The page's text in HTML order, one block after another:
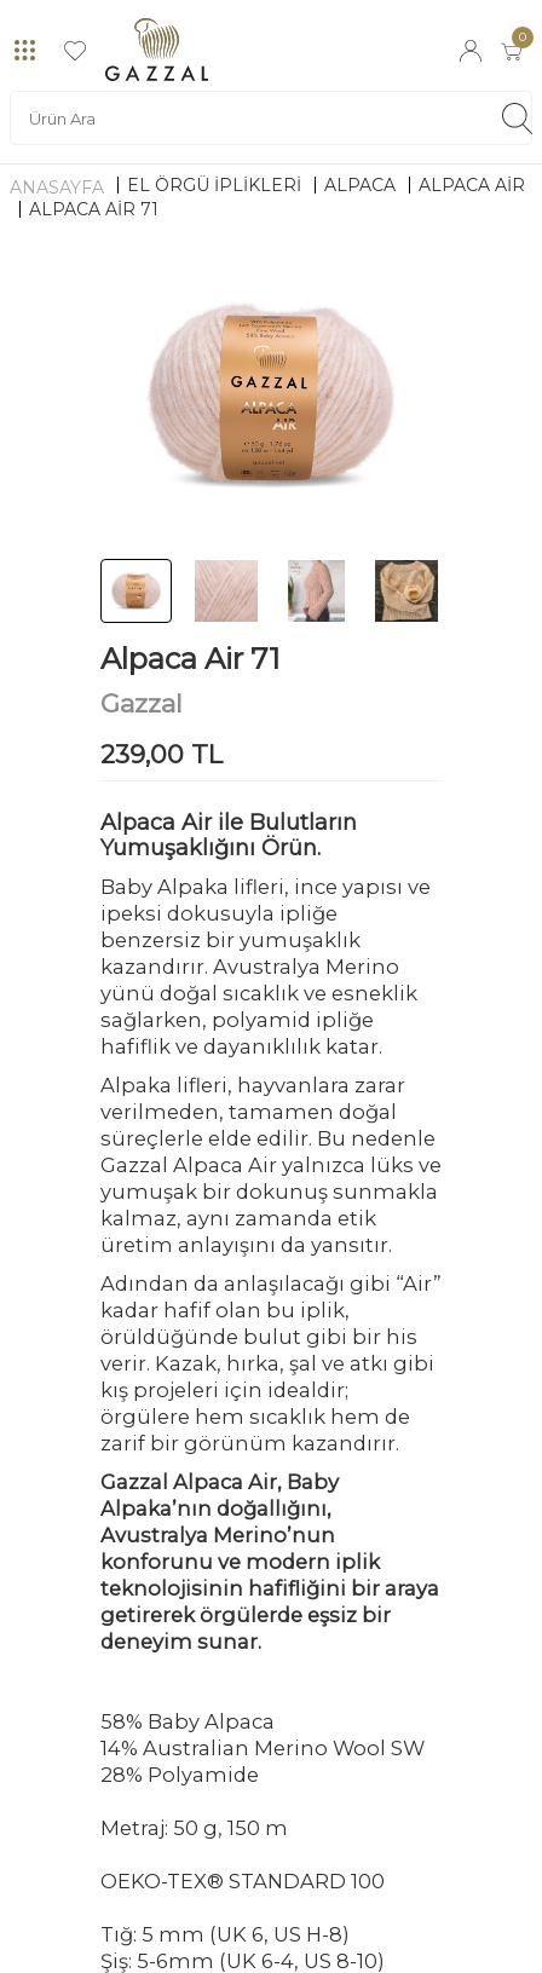
0
ANASAYFA EL ÖRGÜ İPLİKLERİ ALPACA
ALPACA AIR
ALPACA AIR 71
Alpaca Air 71
Gazzal
239,00 TL
Alpaca Air ile Bulutların
Yumuşaklığını Örün.
Baby Alpaka lifleri, ince yapısı ve
ipeksi dokusuyla ipliğe
benzersiz bir yumuşaklık
kazandırır. Avustralya Merino
yünü doğal sıcaklık ve esneklik
sağlarken, polyamid ipliğe
hafiflik ve dayanıklılık katar.
Alpaka lifleri, hayvanlara zarar
verilmeden, tamamen doğal
süreçlerle elde edilir. Bu nedenle
Gazzal Alpaca Air yalnızca lüks ve
yumuşak bir dokunuş sunmakla
kalmaz, aynı zamanda etik
üretim anlayışını da yansıtır.
Adından da anlaşılacağı gibi “Air”
kadar hafif olan bu iplik,
örüldüğünde bulut gibi bir his
verir. Kazak, hırka, şal ve atkı gibi
kış projeleri için idealdir;
örgülere hem sıcaklık hem de
zarif bir görünüm kazandırır.
Gazzal Alpaca Air, Baby
Alpaka’nın doğallığını,
Avustralya Merino’nun
konforunu ve modern iplik
teknolojisinin hafifliğini bir araya
getirerek örgülerde eşsiz bir
deneyim sunar.
58% Baby Alpaca
14% Australian Merino Wool SW
28% Polyamide
Metraj: 50 g, 150 m
OEKO-TEX® STANDARD 100
Tığ: 5 mm (UK 6, US H-8)
Şiş: 5-6mm (UK 6-4, US 8-10)